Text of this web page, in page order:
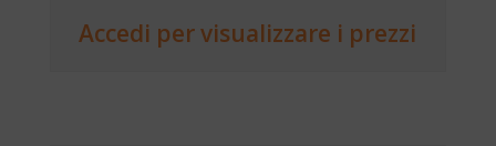
Accedi per visualizzare i prezzi